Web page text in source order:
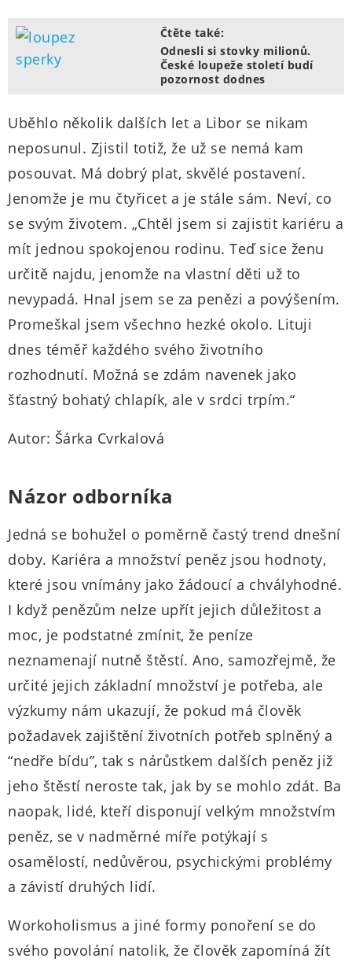
Čtěte také:
Odnesli si stovky milionů.
České loupeže století budí
pozornost dodnes
Uběhlo několik dalších let a Libor se nikam
neposunul. Zjistil totiž, že už se nemá kam
posouvat. Má dobrý plat, skvělé postavení.
Jenomže je mu čtyřicet a je stále sám. Neví, co
se svým životem. „Chtěl jsem si zajistit kariéru a
mít jednou spokojenou rodinu. Teď sice ženu
určitě najdu, jenomže na vlastní děti už to
nevypadá. Hnal jsem se za penězi a povýšením.
Promeškal jsem všechno hezké okolo. Lituji
dnes téměř každého svého životního
rozhodnutí. Možná se zdám navenek jako
šťastný bohatý chlapík, ale v srdci trpím.“
Autor: Šárka Cvrkalová
Názor odborníka
Jedná se bohužel o poměrně častý trend dnešní
doby. Kariéra a množství peněz jsou hodnoty,
které jsou vnímány jako žádoucí a chvályhodné.
I když penězům nelze upřít jejich důležitost a
moc, je podstatné zmínit, že peníze
neznamenají nutně štěstí. Ano, samozřejmě, že
určité jejich základní množství je potřeba, ale
výzkumy nám ukazují, že pokud má člověk
požadavek zajištění životních potřeb splněný a
“nedře bídu”, tak s nárůstkem dalších peněz již
jeho štěstí neroste tak, jak by se mohlo zdát. Ba
naopak, lidé, kteří disponují velkým množstvím
peněz, se v nadměrné míře potýkají s
osamělostí, nedůvěrou, psychickými problémy
a závistí druhých lidí.
Workoholismus a jiné formy ponoření se do
svého povolání natolik, že člověk zapomíná žít